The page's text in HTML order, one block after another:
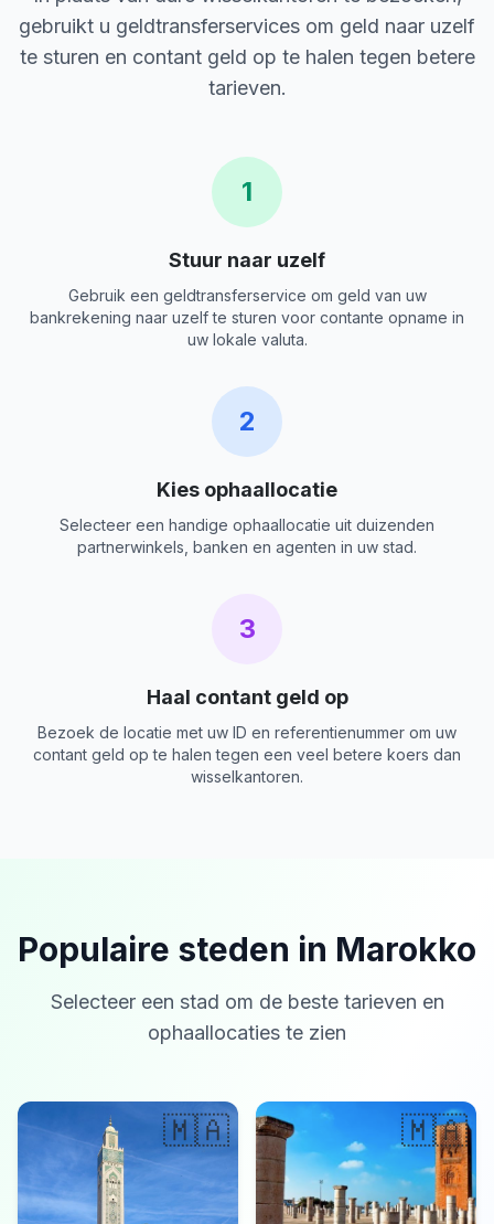
gebruikt u geldtransferservices om geld naar uzelf
te sturen en contant geld op te halen tegen betere
tarieven.
1
Stuur naar uzelf
Gebruik een geldtransferservice om geld van uw
bankrekening naar uzelf te sturen voor contante opname in
uw lokale valuta.
2
Kies ophaallocatie
Selecteer een handige ophaallocatie uit duizenden
partnerwinkels, banken en agenten in uw stad.
3
Haal contant geld op
Bezoek de locatie met uw ID en referentienummer om uw
contant geld op te halen tegen een veel betere koers dan
wisselkantoren.
Populaire steden in Marokko
Selecteer een stad om de beste tarieven en
ophaallocaties te zien
🇲🇦 🇲🇦